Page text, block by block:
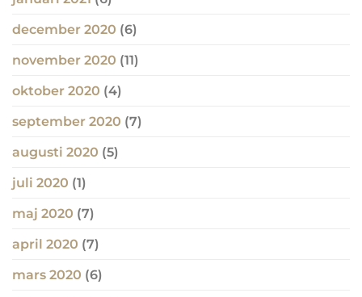
december 2020 (6)
november 2020 (11)
oktober 2020 (4)
september 2020 (7)
augusti 2020 (5)
juli 2020 (1)
maj 2020 (7)
april 2020 (7)
mars 2020 (6)